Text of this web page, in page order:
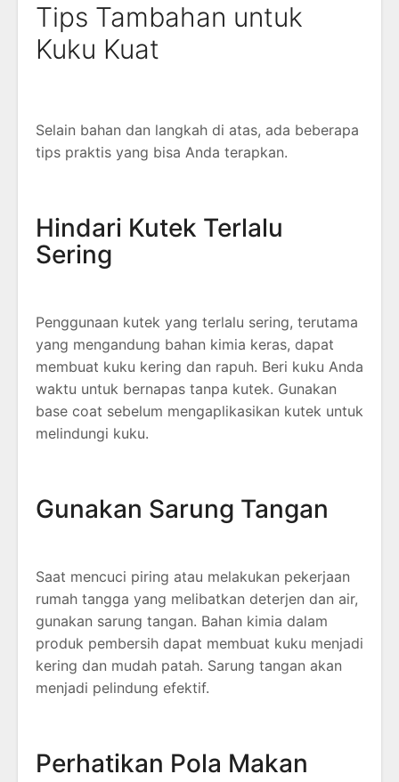
Tips Tambahan untuk
Kuku Kuat
Selain bahan dan langkah di atas, ada beberapa
tips praktis yang bisa Anda terapkan.
Hindari Kutek Terlalu
Sering
Penggunaan kutek yang terlalu sering, terutama
yang mengandung bahan kimia keras, dapat
membuat kuku kering dan rapuh. Beri kuku Anda
waktu untuk bernapas tanpa kutek. Gunakan
base coat sebelum mengaplikasikan kutek untuk
melindungi kuku.
Gunakan Sarung Tangan
Saat mencuci piring atau melakukan pekerjaan
rumah tangga yang melibatkan deterjen dan air,
gunakan sarung tangan. Bahan kimia dalam
produk pembersih dapat membuat kuku menjadi
kering dan mudah patah. Sarung tangan akan
menjadi pelindung efektif.
Perhatikan Pola Makan